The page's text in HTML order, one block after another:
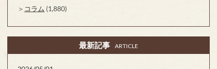
コラム (1,880)
最新記事 ARTICLE